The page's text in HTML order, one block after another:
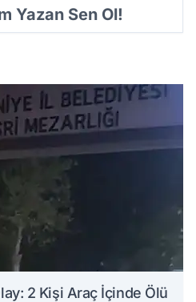
Yazan Sen Ol!
2 Kişi Araç İçinde Ölü